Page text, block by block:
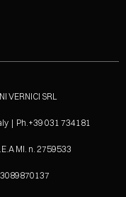
VERNICI SRL
| Ph.+39 031 734181
MI. n. 2759533